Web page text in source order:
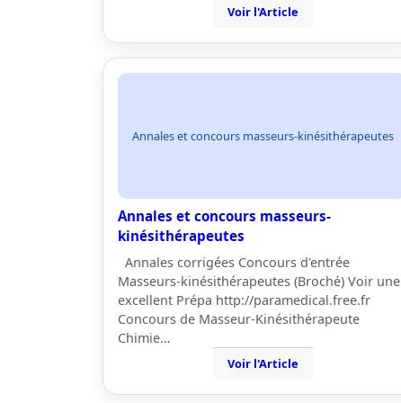
Voir l'Article
Annales et concours masseurs-kinésithérapeutes
Annales et concours masseurs-
kinésithérapeutes
Annales corrigées Concours d'entrée
Masseurs-kinésithérapeutes (Broché) Voir une
excellent Prépa http://paramedical.free.fr
Concours de Masseur-Kinésithérapeute
Chimie…
Voir l'Article